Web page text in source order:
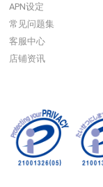
APN设定
常见问题集
客服中心
店铺资讯